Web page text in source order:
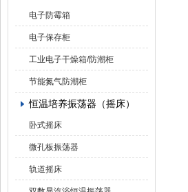
电子防霉箱
电子保存柜
工业电子干燥箱/防潮柜
节能氮气防潮柜
恒温培养振荡器（摇床）
卧式摇床
微孔板振荡器
轨道摇床